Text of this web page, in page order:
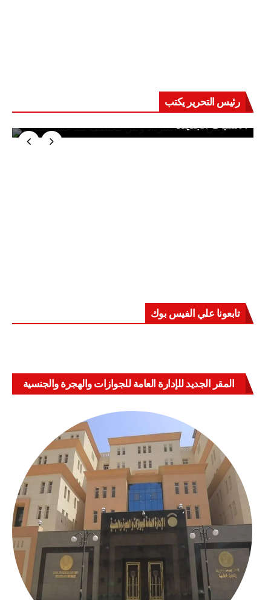
رئيس التحرير يكتب
حرب على العقول.. حادثة دمياط تكشف قواعد
تابعونا علي الفيس بوك
المقر الجديد للإدارة العامة للجوازات والهجرة والجنسية